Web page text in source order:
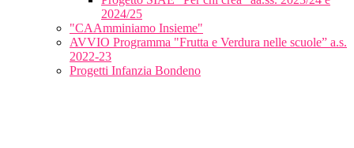
2024/25
"CAAmminiamo Insieme"
AVVIO Programma "Frutta e Verdura nelle scuole” a.s.
2022-23
Progetti Infanzia Bondeno